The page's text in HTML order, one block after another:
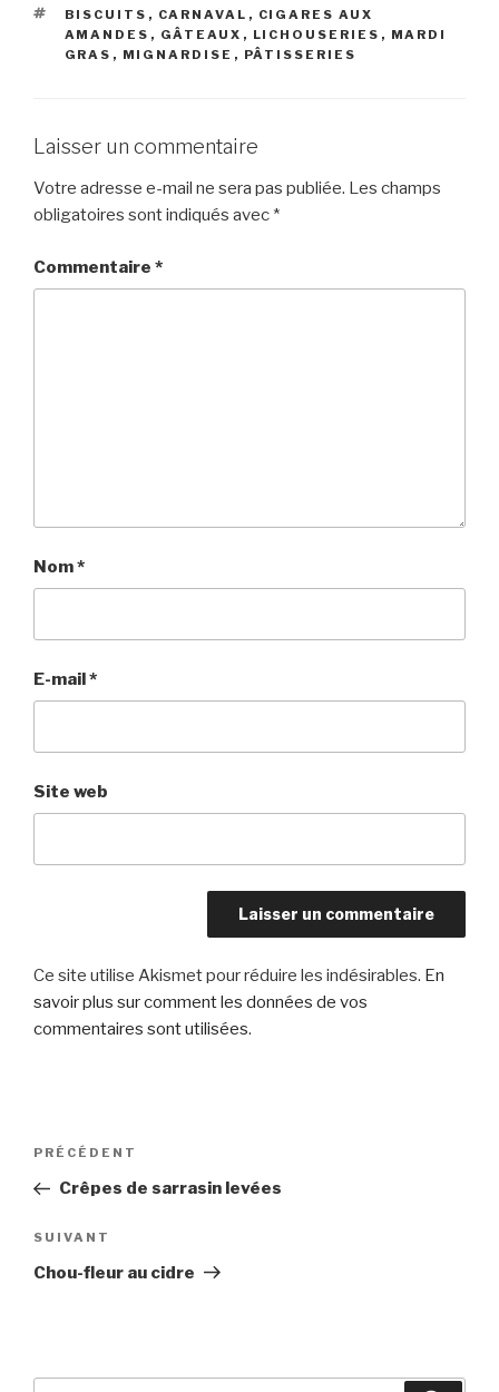
ÉTIQUETTES
BISCUITS , CARNAVAL , CIGARES AUX
AMANDES , GÂTEAUX , LICHOUSERIES , MARDI
GRAS , MIGNARDISE , PÂTISSERIES
Laisser un commentaire
Votre adresse e-mail ne sera pas publiée. Les champs
obligatoires sont indiqués avec *
Commentaire *
Nom*
E-mail*
Site web
Ce site utilise Akismet pour réduire les indésirables. En
savoir plus sur comment les données de vos
commentaires sont utilisées.
Navigation
l’article
Article
précédent
PRÉCÉDENT
Crêpes de sarrasin levées
Article
suivant
SUIVANT
Chou-fleur au cidre